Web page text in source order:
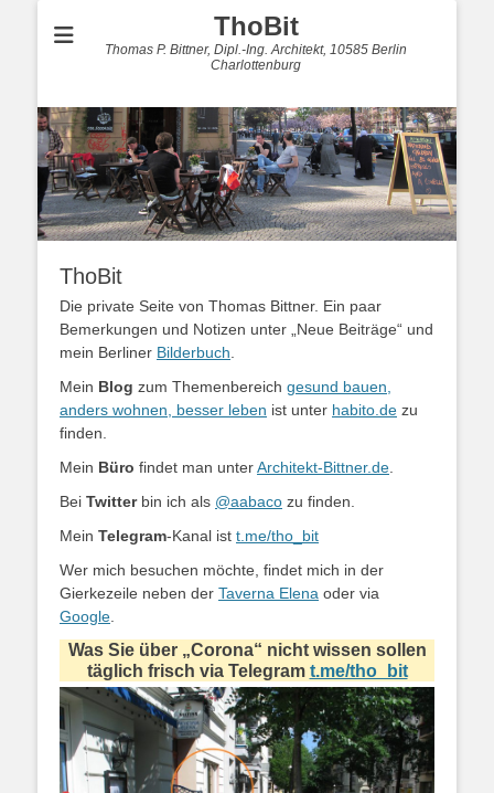
ThoBit
Thomas P. Bittner, Dipl.-Ing. Architekt, 10585 Berlin
Charlottenburg
ThoBit
Die private Seite von Thomas Bittner. Ein paar
Bemerkungen und Notizen unter „Neue Beiträge“ und
mein Berliner Bilderbuch
Mein Blog zum Themenbereich gesund bauen,
anders wohnen, besser leben ist unter habito.de zu
finden.
Mein Büro findet man unterArchitekt-Bittner.de
Bei Twitterbin ich als @aabaco zu finden.
Mein Telegram-Kanal ist t.me/tho_bit
Wer mich besuchen möchte, findet mich in der
Gierkezeile neben der Taverna Elena oder via
Google
Was Sie über „Corona“ nicht wissen sollen
täglich frisch via Telegram t.me/tho_bit